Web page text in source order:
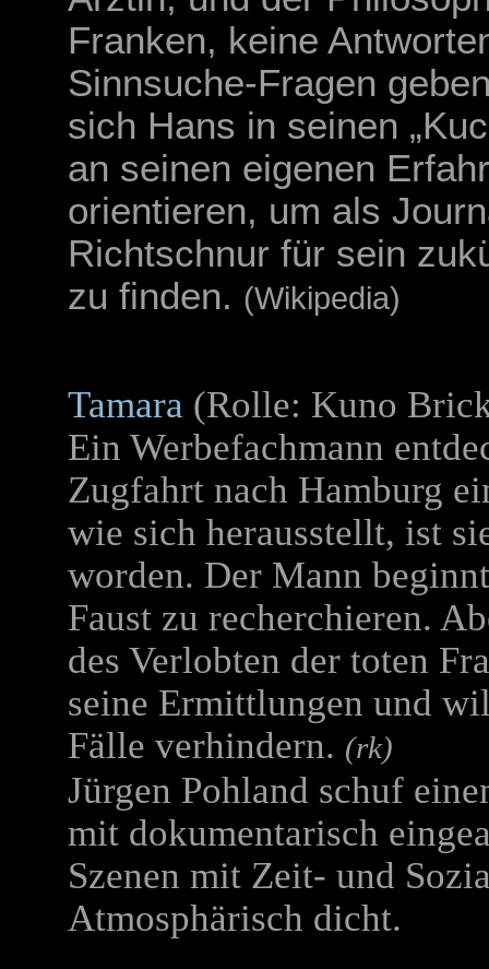
Franken, keine
Sinnsuche-Fragen
sich Hans in seinen
an seinen eigenen
orientieren, um als
Richtschnur für sein
zu finden. (Wikipedia)
Tamara (Rolle: Kuno
Ein Werbefachmann
Zugfahrt nach Hamburg
wie sich herausstellt, ist
worden. Der Mann
Faust zu recherchieren.
des Verlobten der toten
seine Ermittlungen und
Fälle verhindern. (rk)
Jürgen Pohland schuf
mit dokumentarisch
Szenen mit Zeit- und
Atmosphärisch dicht.